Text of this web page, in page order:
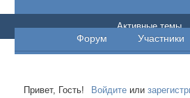
Единый форум
Форум Участники
Активные темы
Привет, Гость! Войдите или